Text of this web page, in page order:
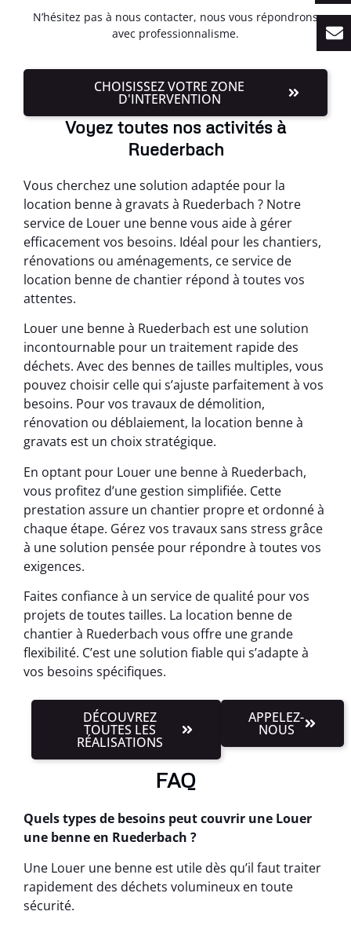
N’hésitez pas à nous contacter, nous vous répondrons
avec professionnalisme.
CHOISISSEZ VOTRE ZONE
D'INTERVENTION
Voyez toutes nos activités à
Ruederbach
Vous cherchez une solution adaptée pour la
location benne à gravats à Ruederbach ? Notre
service de Louer une benne vous aide à gérer
efficacement vos besoins. Idéal pour les chantiers,
rénovations ou aménagements, ce service de
location benne de chantier répond à toutes vos
attentes.
Louer une benne à Ruederbach est une solution
incontournable pour un traitement rapide des
déchets. Avec des bennes de tailles multiples, vous
pouvez choisir celle qui s’ajuste parfaitement à vos
besoins. Pour vos travaux de démolition,
rénovation ou déblaiement, la location benne à
gravats est un choix stratégique.
En optant pour Louer une benne à Ruederbach,
vous profitez d’une gestion simplifiée. Cette
prestation assure un chantier propre et ordonné à
chaque étape. Gérez vos travaux sans stress grâce
à une solution pensée pour répondre à toutes vos
exigences.
Faites confiance à un service de qualité pour vos
projets de toutes tailles. La location benne de
chantier à Ruederbach vous offre une grande
flexibilité. C’est une solution fiable qui s’adapte à
vos besoins spécifiques.
DÉCOUVREZ
TOUTES LES
RÉALISATIONS
APPELEZ-
NOUS
FAQ
Quels types de besoins peut couvrir une Louer
une benne en Ruederbach ?
Une Louer une benne est utile dès qu’il faut traiter
rapidement des déchets volumineux en toute
sécurité.